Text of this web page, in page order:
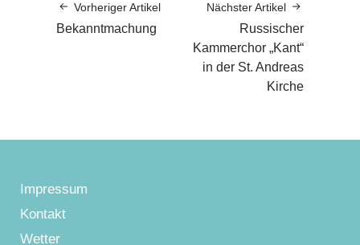
Vorheriger Artikel
Bekanntmachung
Nächster Artikel
Russischer
Kammerchor „Kant“
in der St. Andreas
Kirche
Impressum
Kontakt
Wetter